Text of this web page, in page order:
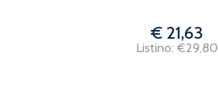
€ 21,63
Listino: €29,80